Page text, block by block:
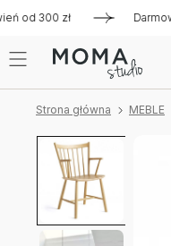
od 300 zł Darmowa
Strona główna MEBLE